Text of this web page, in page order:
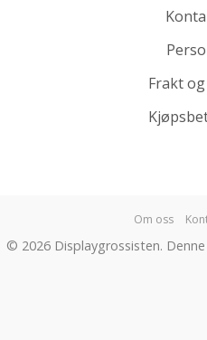
Frakt
Om oss
© 2026 Displaygrossisten.